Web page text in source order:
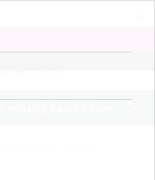
B € 13,50
Lock - Black